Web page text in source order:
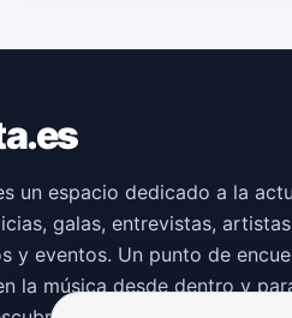
un espacio dedicado a la
galas, entrevistas,
y eventos. Un punto de
la música desde dentro y